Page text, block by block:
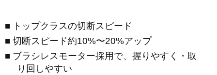
トップクラスの切断スピード
切断スピード約10%〜20%アップ
ブラシレスモーター採用で、握りやすく・取
り回しやすい